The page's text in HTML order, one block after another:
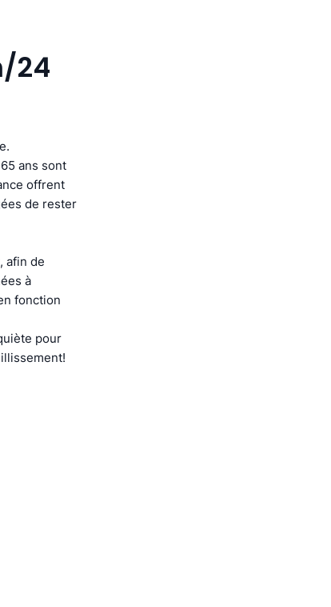
24
ans sont
offrent
de rester
afin de
à
fonction
pour